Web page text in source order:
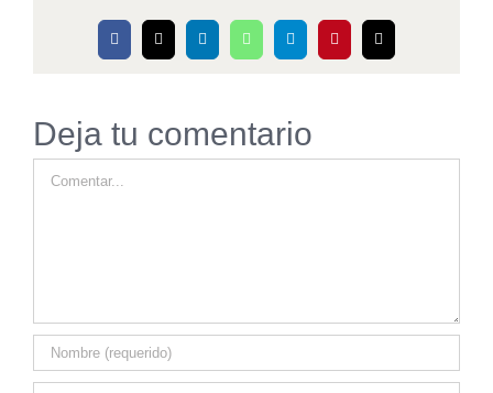
Facebook
X LinkedInWhatsAppTelegramPinterestCorreo
electrónico
Deja tu comentario